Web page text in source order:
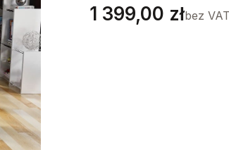
Cena
1 399,00 złbez VAT